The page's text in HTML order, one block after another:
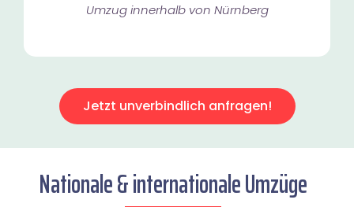
Umzug innerhalb von Nürnberg​
Jetzt unverbindlich anfragen!
Nationale & internationale Umzüge